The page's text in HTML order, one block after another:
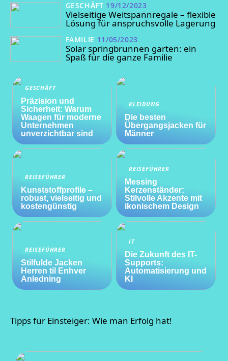
GESCHÄFT 19/12/2023
Vielseitige Weitspannregale – flexible
Lösung für anspruchsvolle Lagerung
FAMILIE 11/05/2023
Solar springbrunnen garten: ein
Spaß für die ganze Familie
GESCHÄFT
Präzision und
Sicherheit: Warum
Waagen für moderne
Unternehmen
unverzichtbar sind
KLEIDUNG
Die besten
Übergangsjacken für
Männer
REISEFÜHRER
Kunststoffprofile –
robust, vielseitig und
kostengünstig
REISEFÜHRER
Messing
Kerzenständer:
Stilvolle Akzente mit
ikonischem Design
REISEFÜHRER
Stilfulde Jacken
Herren til Enhver
Anledning
IT
Die Zukunft des IT-
Supports:
Automatisierung und
KI
Tipps für Einsteiger: Wie man Erfolg hat!